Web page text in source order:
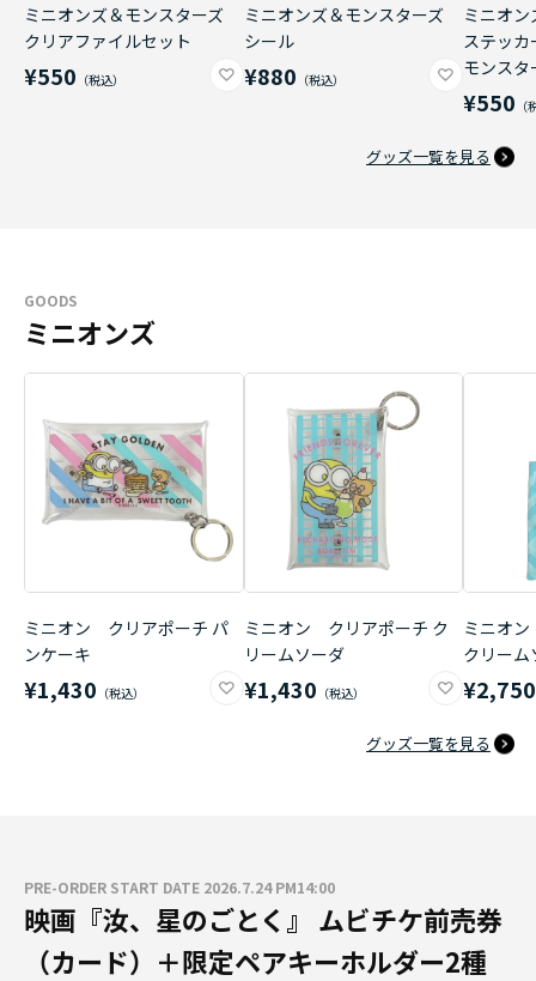
ミニオンズ＆モンスターズ
クリアファイルセット
¥550
ミニオンズ＆モンスターズ
シール
¥880
ミニオ
ステッ
モンスタ
¥550
グッズ一覧を見る
GOODS
ミニオンズ
ミニオン クリアポーチ パ
ンケーキ
¥1,430
ミニオン クリアポーチ ク
リームソーダ
¥1,430
ミニオ
クリーム
¥2,750
グッズ一覧を見る
PRE-ORDER START DATE 2026.7.24 PM14:00
映画『汝、星のごとく』 ムビチケ前売券
（カード）＋限定ペアキーホルダー2種